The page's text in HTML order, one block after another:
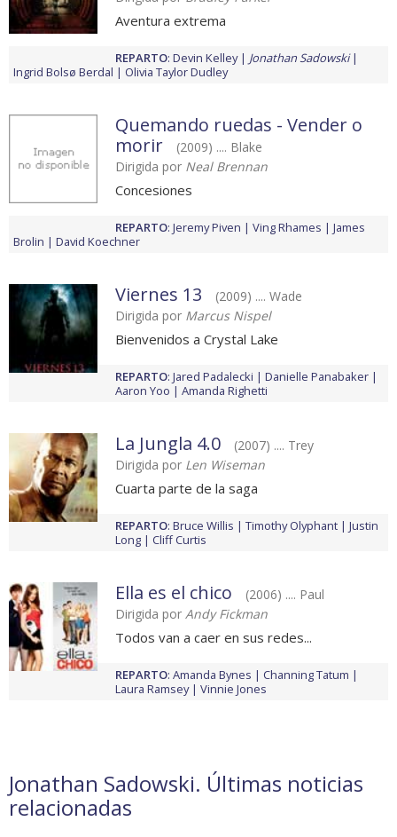
Aventura extrema
REPARTO: Devin Kelley
Jonathan Sadowski
Ingrid Bolsø Berdal
Olivia Taylor Dudley
Quemando ruedas - Vender o
morir
(2009) .... Blake
Dirigida por Neal Brennan
Concesiones
REPARTO: Jeremy Piven Ving Rhames
James
Brolin
David Koechner
Viernes 13
(2009) .... Wade
Dirigida por Marcus Nispel
Bienvenidos a Crystal Lake
REPARTO: Jared Padalecki
Danielle Panabaker
Aaron Yoo
Amanda Righetti
La Jungla 4.0
(2007) .... Trey
Dirigida por Len Wiseman
Cuarta parte de la saga
REPARTO: Bruce Willis Timothy Olyphant
Justin
Long
Cliff Curtis
Ella es el chico
(2006) .... Paul
Dirigida por Andy Fickman
Todos van a caer en sus redes...
REPARTO: Amanda Bynes
Channing Tatum
Laura Ramsey
Vinnie Jones
Jonathan Sadowski. Últimas noticias
relacionadas